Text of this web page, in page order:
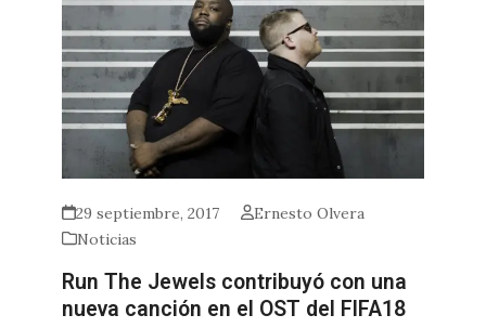
29 septiembre, 2017
Ernesto Olvera
Noticias
Run The Jewels contribuyó con una
nueva canción en el OST del FIFA18